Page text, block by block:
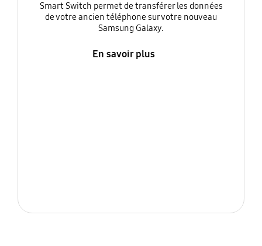
Smart Switch permet de transférer les données
de votre ancien téléphone sur votre nouveau
Samsung Galaxy.
En savoir plus